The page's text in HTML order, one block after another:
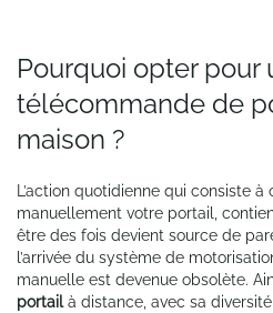
page
Pourquoi opter pour
télécommande de
maison ?
L’action quotidienne qui consiste à
manuellement votre portail,
être des fois devient source de
l’arrivée du système de
manuelle est devenue obsolète.
portailà distance, avec sa